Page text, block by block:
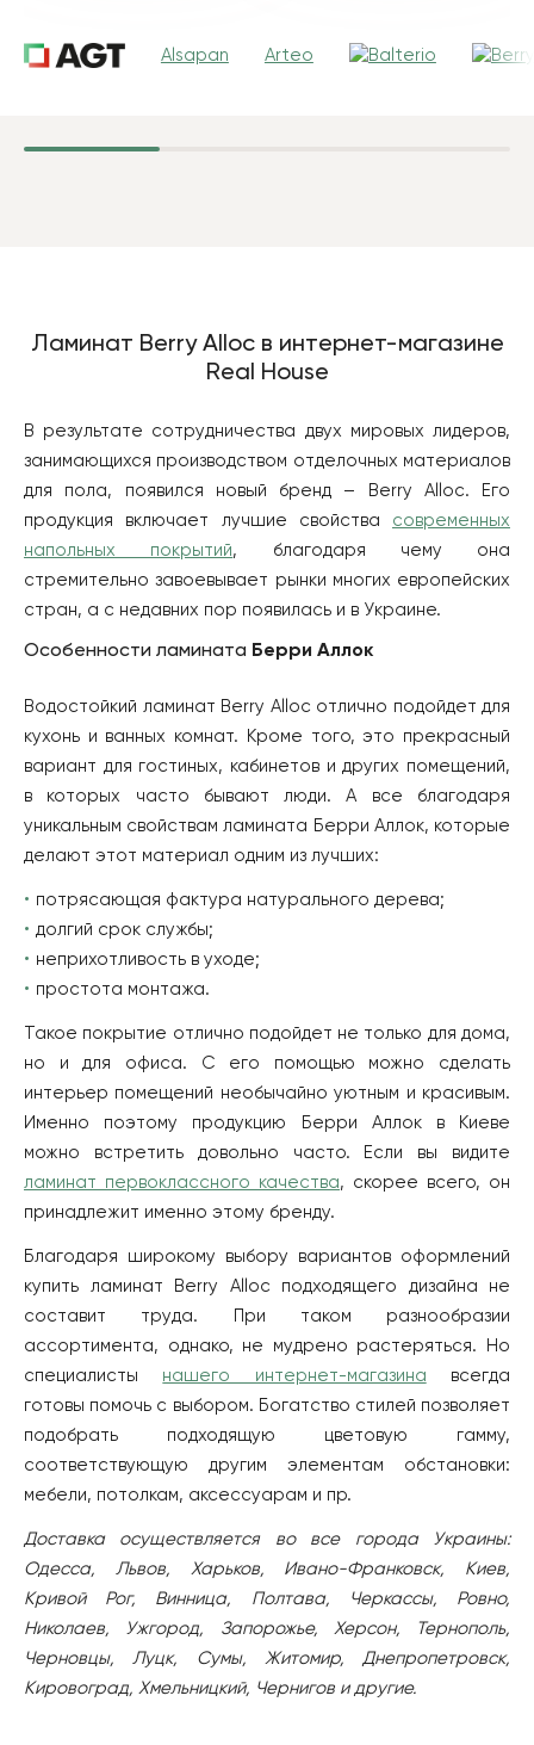
Alsapan Arteo
Ламинат Bеrry Alloc в интернет-магазине
Real House
В результате сотрудничества двух мировых лидеров,
занимающихся производством отделочных материалов
для пола, появился новый бренд – Bеrry Alloc. Его
продукция включает лучшие свойства современных
напольных покрытий, благодаря чему она
стремительно завоевывает рынки многих европейских
стран, а с недавних пор появилась и в Украине.
Особенности ламината Берри Аллок
Водостойкий ламинат Berry Alloc отлично подойдет для
кухонь и ванных комнат. Кроме того, это прекрасный
вариант для гостиных, кабинетов и других помещений,
в которых часто бывают люди. А все благодаря
уникальным свойствам ламината Берри Аллок, которые
делают этот материал одним из лучших:
потрясающая фактура натурального дерева;
долгий срок службы;
неприхотливость в уходе;
простота монтажа.
Такое покрытие отлично подойдет не только для дома,
но и для офиса. С его помощью можно сделать
интерьер помещений необычайно уютным и красивым.
Именно поэтому продукцию Берри Аллок в Киеве
можно встретить довольно часто. Если вы видите
ламинат первоклассного качества, скорее всего, он
принадлежит именно этому бренду.
Благодаря широкому выбору вариантов оформлений
купить ламинат Berry Alloc подходящего дизайна не
составит труда. При таком разнообразии
ассортимента, однако, не мудрено растеряться. Но
специалисты нашего интернет-магазина всегда
готовы помочь с выбором. Богатство стилей позволяет
подобрать подходящую цветовую гамму,
соответствующую другим элементам обстановки:
мебели, потолкам, аксессуарам и пр.
Доставка осуществляется во все города Украины:
Одесса, Львов, Харьков, Ивано-Франковск, Киев,
Кривой Рог, Винница, Полтава, Черкассы, Ровно,
Николаев, Ужгород, Запорожье, Херсон, Тернополь,
Черновцы, Луцк, Сумы, Житомир, Днепропетровск,
Кировоград, Хмельницкий, Чернигов и другие.